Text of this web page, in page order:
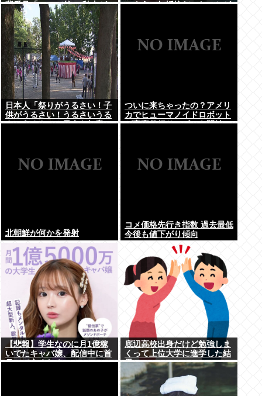
背番号「86」で統一 秋山が
カープ移籍後初の4番 小園は
6番
のように無抵抗だったことが
日本人「祭りがうるさい！子
供がうるさい！うるさいうる
さいうるさい！日本を無音の
ついに来ちゃったの？アメリ
カでヒューマノイドロボット
が家事代行サービスを開始
北朝鮮が何かを発射
コメ価格先行き指数 過去最低
今後も値下がり傾向
【悲報】学生なのに月1億稼
いでたキャバ嬢、配信中に首
吊って亡くなる
底辺高校出身だけど勉強しま
くって上位大学に進学した結
果w